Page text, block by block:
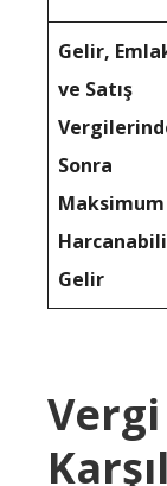
Gelir,
ve Satış
Sonra
Maksimum
Gelir
Vergi